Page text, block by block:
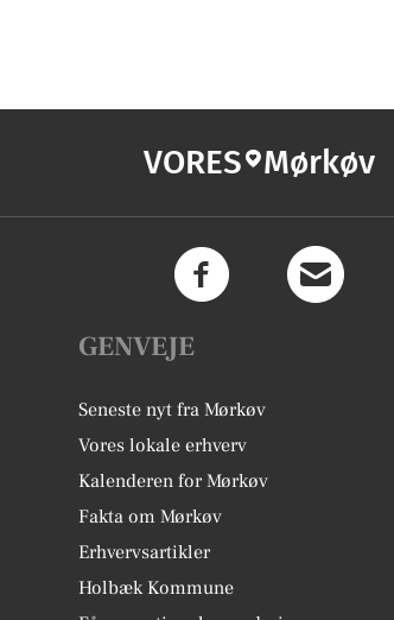
VORES Mørkøv
GENVEJE
Seneste nyt fra Mørkøv
Vores lokale erhverv
Kalenderen for Mørkøv
Fakta om Mørkøv
Erhvervsartikler
Holbæk Kommune